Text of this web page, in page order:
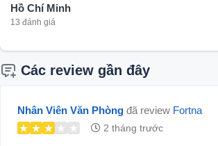
Hồ Chí Minh
13 đánh giá
Các review gần đây
Nhân Viên Văn Phòng đã review Fortna
2 tháng trước